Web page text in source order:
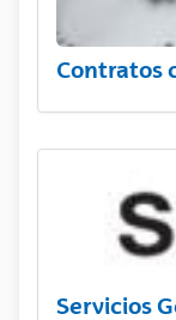
Contratos
Servicios